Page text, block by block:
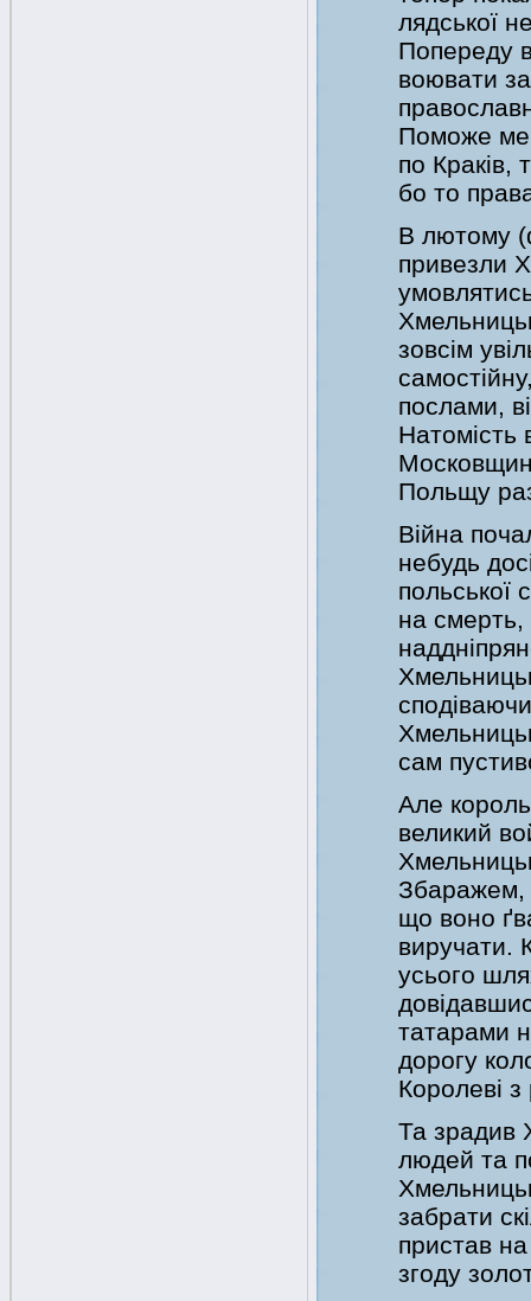
лядської
Попереду
воювати
Поможе
по Краків,
бо то
В лютому
привезли
зовсім
послами,
Натомість
Польщу
Війна
небудь
польської
на смерть,
сам
Але
великий
Збаражем,
що воно
виручати.
усього
татарами
дорогу
Королеві
Та зрадив
людей та
забрати
пристав
згоду